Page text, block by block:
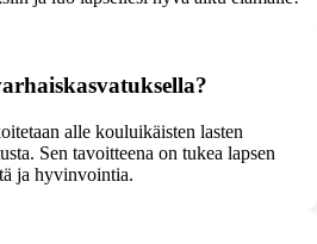
alle kouluikäisten lasten
Sen tavoitteena on tukea lapsen
ja hyvinvointia.